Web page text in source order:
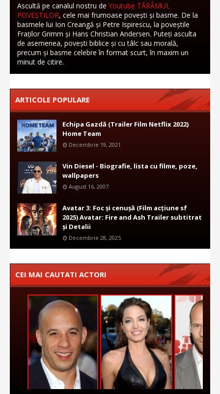
Ascultă pe canalul nostru de Youtube TĂRÂMUL
POVEȘTILOR, cele mai frumoase povești și basme. De la
basmele lui Ion Creangă și Petre Ispirescu, la poveștile
Fraților Grimm și Hans Christian Andersen. Puteți asculta
de asemenea, povești biblice și cu tâlc sau morală,
precum și basme celebre în format scurt, în maxim un
minut de citire.
ARTICOLE POPULARE
Echipa Gazdă (Trailer Film Netflix 2022)
Home Team
Decembrie 19, 2021
Vin Diesel - Biografie, lista cu filme, poze,
wallpapers
August 16, 2007
Avatar 3: Foc și cenușă (Film acțiune sf
2025) Avatar: Fire and Ash Trailer subtitrat
și Detalii
Decembrie 28, 2025
CEI MAI CAUTATI ACTORI